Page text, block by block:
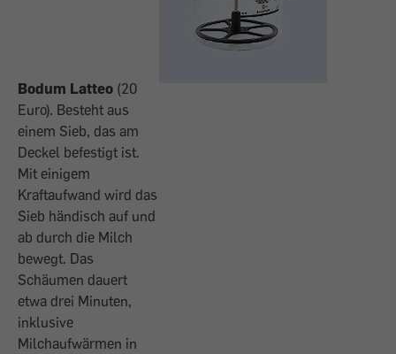
Bodum Latteo (20
Euro). Besteht aus
einem Sieb, das am
Deckel befestigt ist.
Mit einigem
Kraftaufwand wird das
Sieb händisch auf und
ab durch die Milch
bewegt. Das
Schäumen dauert
etwa drei Minuten,
inklusive
Milchaufwärmen in